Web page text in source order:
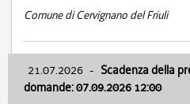
Comune di Cervignano del Friuli
21.07.2026 - Scadenza della
domande: 07.09.2026 12:00